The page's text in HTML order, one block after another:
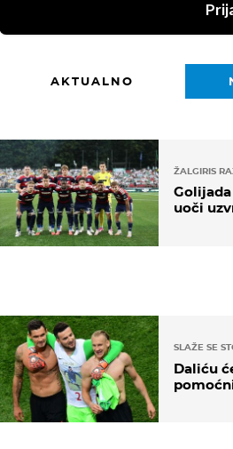
AKTUALNO
ŽALGIRIS
uoči
SLAŽE SE
Daliću